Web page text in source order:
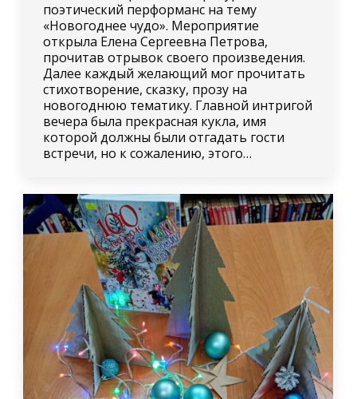
поэтический перформанс на тему
«Новогоднее чудо». Мероприятие
открыла Елена Сергеевна Петрова,
прочитав отрывок своего произведения.
Далее каждый желающий мог прочитать
стихотворение, сказку, прозу на
новогоднюю тематику. Главной интригой
вечера была прекрасная кукла, имя
которой должны были отгадать гости
встречи, но к сожалению, этого…